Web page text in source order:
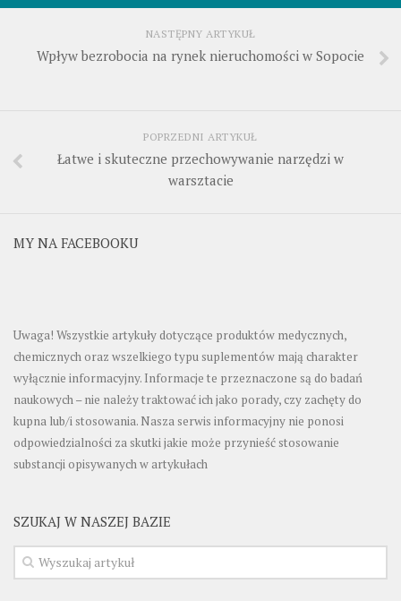
NASTĘPNY ARTYKUŁ
Wpływ bezrobocia na rynek nieruchomości w Sopocie
POPRZEDNI ARTYKUŁ
Łatwe i skuteczne przechowywanie narzędzi w
warsztacie
MY NA FACEBOOKU
Uwaga! Wszystkie artykuły dotyczące produktów medycznych,
chemicznych oraz wszelkiego typu suplementów mają charakter
wyłącznie informacyjny. Informacje te przeznaczone są do badań
naukowych – nie należy traktować ich jako porady, czy zachęty do
kupna lub/i stosowania. Nasza serwis informacyjny nie ponosi
odpowiedzialności za skutki jakie może przynieść stosowanie
substancji opisywanych w artykułach
SZUKAJ W NASZEJ BAZIE